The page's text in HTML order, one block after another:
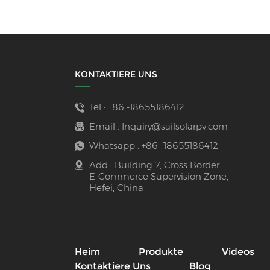
KONTAKTIERE UNS
Tel : +86 -18655186412
Email : Inquiry@sailsolarpv.com
Whatsapp : +86 -18655186412
Add : Building 7, Cross Border
E-Commerce Supervision Zone,
Hefei, China
Heim Produkte Videos
Kontaktiere Uns
Blog